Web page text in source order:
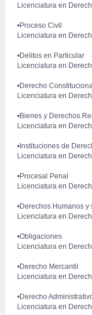
Licenciatura en
•Proceso Civil
Licenciatura en
•Delitos en Particular
Licenciatura en
•Derecho
Licenciatura en
•Bienes y Derechos
Licenciatura en
•Instituciones de
Licenciatura en
•Procesal Penal
Licenciatura en
•Derechos Humanos y
Licenciatura en
•Obligaciones
Licenciatura en
•Derecho Mercantil
Licenciatura en
•Derecho Administrativo
Licenciatura en